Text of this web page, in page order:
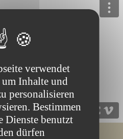
verwendet
Inhalte und
personalisieren
Bestimmen
Dienste benutzt
dürfen